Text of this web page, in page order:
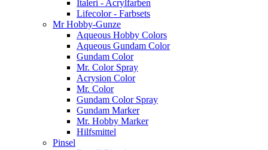
Italeri - Acrylfarben
Lifecolor - Farbsets
Mr Hobby-Gunze
Aqueous Hobby Colors
Aqueous Gundam Color
Gundam Color
Mr. Color Spray
Acrysion Color
Mr. Color
Gundam Color Spray
Gundam Marker
Mr. Hobby Marker
Hilfsmittel
Pinsel